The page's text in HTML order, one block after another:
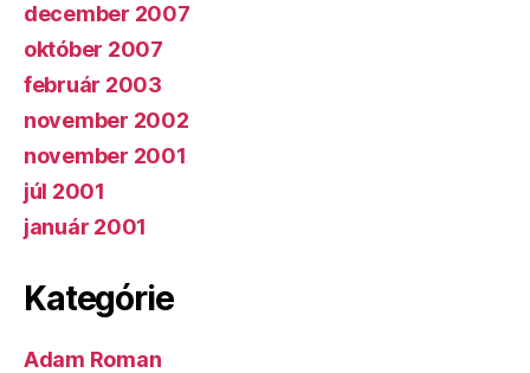
december 2007
október 2007
február 2003
november 2002
november 2001
júl 2001
január 2001
Kategórie
Adam Roman